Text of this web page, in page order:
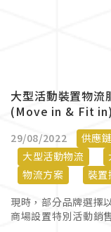
大型活動裝置物流
(Move in & Fit in)
29/08/2022 供應
大型活動物流
物流方案
裝置
現時，部分品牌選擇
商場設置特別活動銷